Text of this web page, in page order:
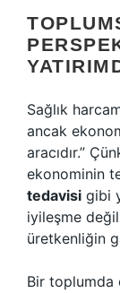
Sağlık
ancak
aracıdır.”
ekonominin
tedavisi gibi
iyileşme
üretkenliğin
Bir toplumda